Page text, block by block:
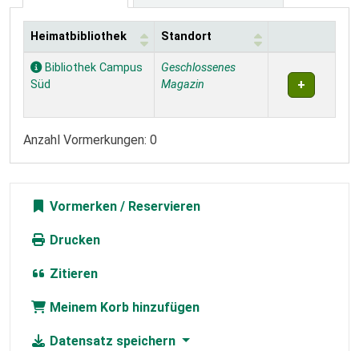
Exemplare
Heimatbibliothek Standort
Bibliothek Campus
Süd
Geschlossenes
Magazin
Anzahl Vormerkungen: 0
Vormerken
Drucken
Zitieren
Meinem Korb hinzufügen
Datensatz speichern